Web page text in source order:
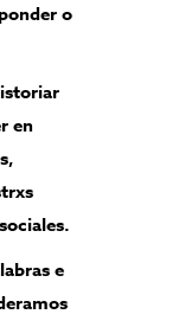
o
en
e